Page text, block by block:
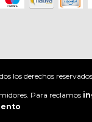
los derechos
Para reclamos